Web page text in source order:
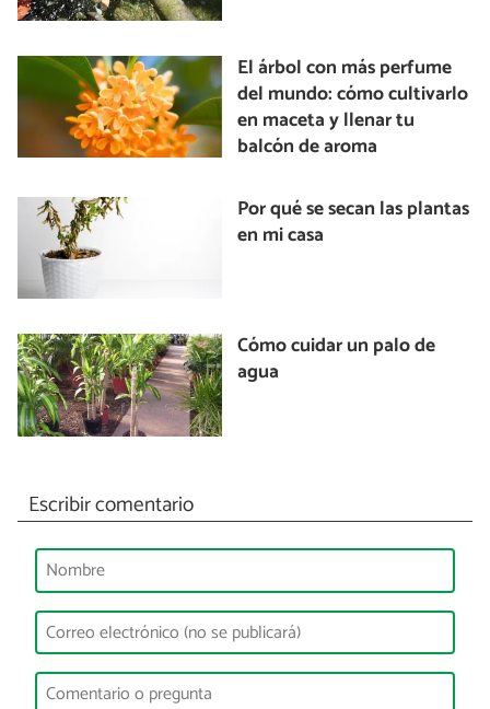
El árbol con más perfume
del mundo: cómo cultivarlo
en maceta y llenar tu
balcón de aroma
Por qué se secan las plantas
en mi casa
Cómo cuidar un palo de
agua
Escribir comentario